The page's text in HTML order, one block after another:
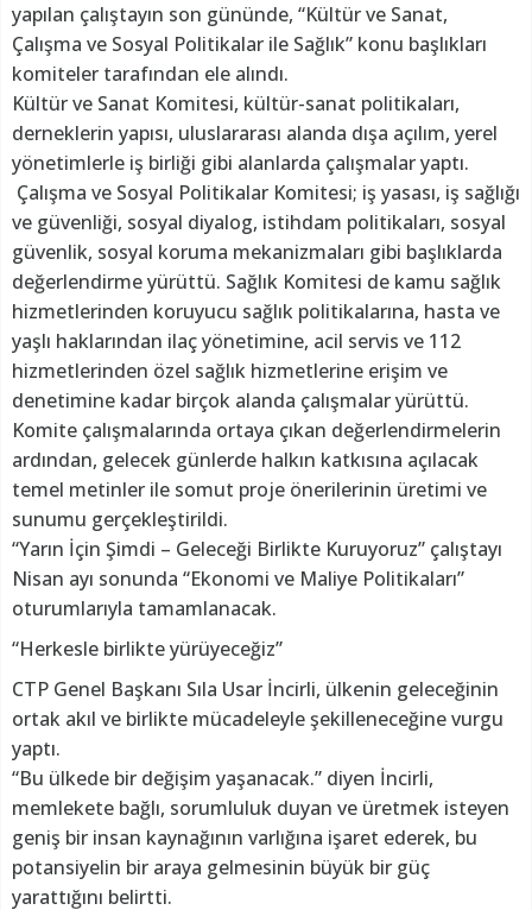
yapılan çalıştayın son gününde, “Kültür ve Sanat,
Çalışma ve Sosyal Politikalar ile Sağlık” konu başlıkları
komiteler tarafından ele alındı.
Kültür ve Sanat Komitesi, kültür-sanat politikaları,
derneklerin yapısı, uluslararası alanda dışa açılım, yerel
yönetimlerle iş birliği gibi alanlarda çalışmalar yaptı.
Çalışma ve Sosyal Politikalar Komitesi; iş yasası, iş sağlığı
ve güvenliği, sosyal diyalog, istihdam politikaları, sosyal
güvenlik, sosyal koruma mekanizmaları gibi başlıklarda
değerlendirme yürüttü. Sağlık Komitesi de kamu sağlık
hizmetlerinden koruyucu sağlık politikalarına, hasta ve
yaşlı haklarından ilaç yönetimine, acil servis ve 112
hizmetlerinden özel sağlık hizmetlerine erişim ve
denetimine kadar birçok alanda çalışmalar yürüttü.
Komite çalışmalarında ortaya çıkan değerlendirmelerin
ardından, gelecek günlerde halkın katkısına açılacak
temel metinler ile somut proje önerilerinin üretimi ve
sunumu gerçekleştirildi.
“Yarın İçin Şimdi – Geleceği Birlikte Kuruyoruz” çalıştayı
Nisan ayı sonunda “Ekonomi ve Maliye Politikaları”
oturumlarıyla tamamlanacak.
“Herkesle birlikte yürüyeceğiz”
CTP Genel Başkanı Sıla Usar İncirli, ülkenin geleceğinin
ortak akıl ve birlikte mücadeleyle şekilleneceğine vurgu
yaptı.
“Bu ülkede bir değişim yaşanacak.” diyen İncirli,
memlekete bağlı, sorumluluk duyan ve üretmek isteyen
geniş bir insan kaynağının varlığına işaret ederek, bu
potansiyelin bir araya gelmesinin büyük bir güç
yarattığını belirtti.